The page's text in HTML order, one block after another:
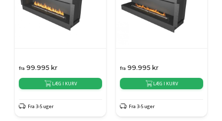
fra 99.995 kr
LÆG I KURV
Fra 3-5 uger
fra 99.995 kr
LÆG I KURV
Fra 3-5 uger